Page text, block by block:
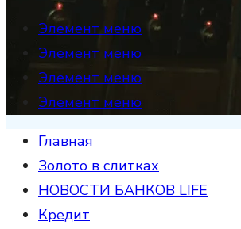
Элемент меню
Элемент меню
Элемент меню
Элемент меню
Главная
Золото в слитках
НОВОСТИ БАНКОВ LIFE
Кредит